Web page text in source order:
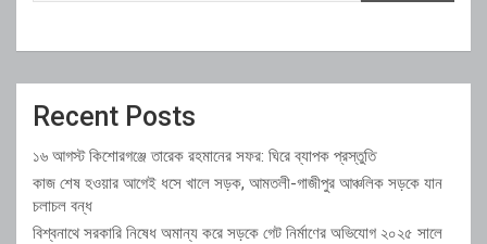
Recent Posts
১৬ আগস্ট কিশোরগঞ্জে তারেক রহমানের সফর: ঘিরে ব্যাপক প্রস্তুতি
কাজ শেষ হওয়ার আগেই ধসে খালে সড়ক, আমতলী-গাজীপুর আঞ্চলিক সড়কে যান
চলাচল বন্ধ
বিশ্বনাথে সরকারি নিষেধ অমান্য করে সড়কে গেট নির্মাণের অভিযোগ ২০২৫ সালে